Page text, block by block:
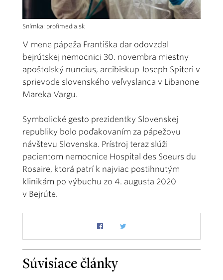
Snímka: profimedia.sk
V mene pápeža Františka dar odovzdal
bejrútskej nemocnici 30. novembra miestny
apoštolský nuncius, arcibiskup Joseph Spiteri v
sprievode slovenského veľvyslanca v Libanone
Mareka Vargu.
Symbolické gesto prezidentky Slovenskej
republiky bolo poďakovaním za pápežovu
návštevu Slovenska. Prístroj teraz slúži
pacientom nemocnice Hospital des Soeurs du
Rosaire, ktorá patrí k najviac postihnutým
klinikám po výbuchu zo 4. augusta 2020
v Bejrúte.
Súvisiace články